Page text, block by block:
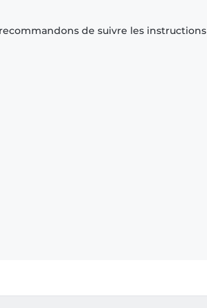
de suivre les instructions